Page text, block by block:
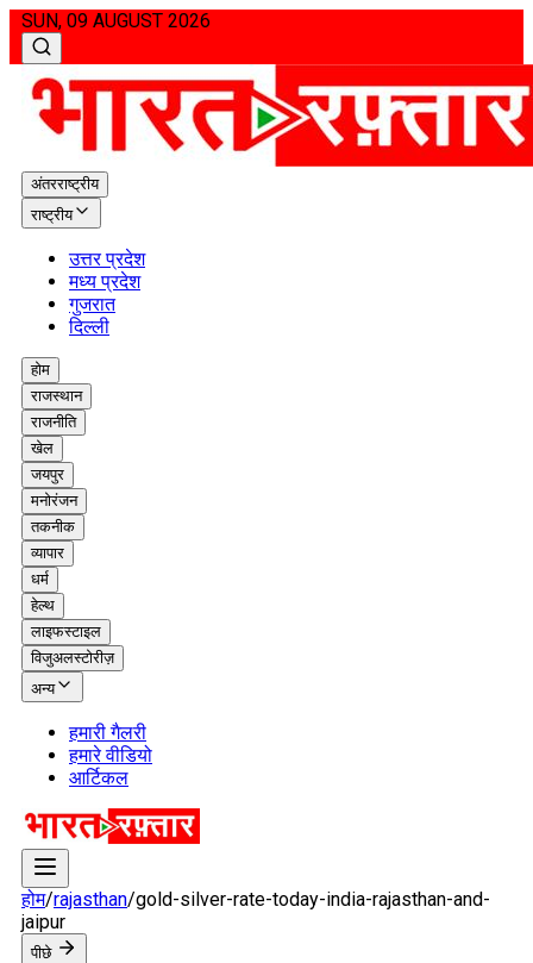
SUN, 09 AUGUST 2026
अंतरराष्ट्रीय
राष्ट्रीय
उत्तर प्रदेश
मध्य प्रदेश
गुजरात
दिल्ली
होम
राजस्थान
राजनीति
खेल
जयपुर
मनोरंजन
तकनीक
व्यापार
धर्म
हेल्थ
लाइफस्टाइल
विजुअलस्टोरीज़
अन्य
हमारी गैलरी
हमारे वीडियो
आर्टिकल
होम/rajasthan/gold-silver-rate-today-india-rajasthan-and-
jaipur
पीछे